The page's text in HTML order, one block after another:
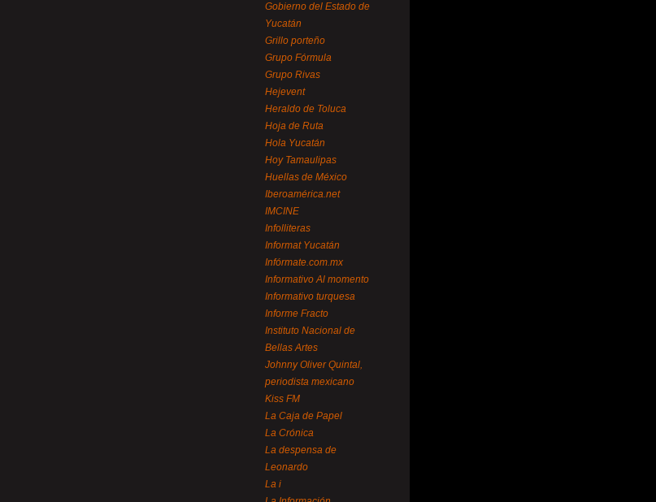
Gobierno del Estado de
Yucatán
Grillo porteño
Grupo Fórmula
Grupo Rivas
Hejevent
Heraldo de Toluca
Hoja de Ruta
Hola Yucatán
Hoy Tamaulipas
Huellas de México
Iberoamérica.net
IMCINE
Infolliteras
Informat Yucatán
Infórmate.com.mx
Informativo Al momento
Informativo turquesa
Informe Fracto
Instituto Nacional de
Bellas Artes
Johnny Oliver Quintal,
periodista mexicano
Kiss FM
La Caja de Papel
La Crónica
La despensa de
Leonardo
La i